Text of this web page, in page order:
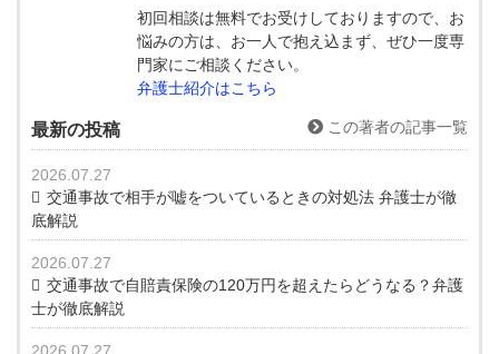
初回相談は無料でお受けしておりますので、お
悩みの方は、お一人で抱え込まず、ぜひ一度専
門家にご相談ください。
弁護士紹介はこちら
最新の投稿 この著者の記事一覧
2026.07.27
交通事故で相手が嘘をついているときの対処法 弁護士が徹
底解説
2026.07.27
交通事故で自賠責保険の120万円を超えたらどうなる？弁護
士が徹底解説
2026.07.27